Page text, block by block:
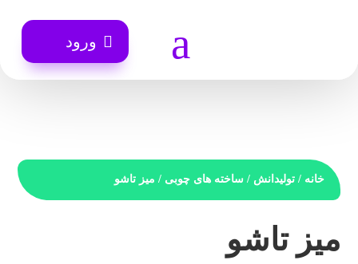
a ورود
خانه /تولیدانش /ساخته های چوبی / میز تاشو
میز تاشو